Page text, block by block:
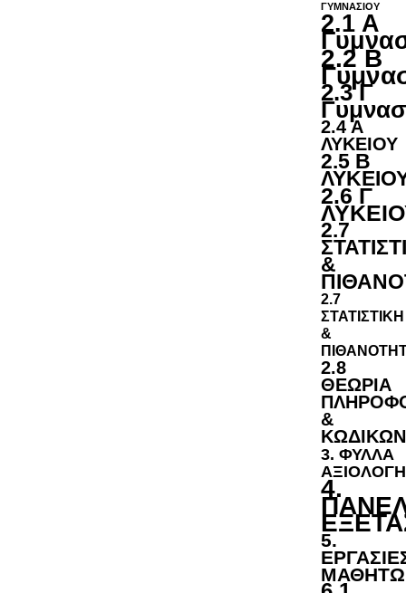
ΓΥΜΝΑΣΙΟΥ
2.1 Α
2.2 Β
2.3 Γ
2.4 Α
ΛΥΚΕΙΟΥ
2.5 Β
2.6 Γ
2.7
&
2.7
ΣΤΑΤΙΣΤΙΚΗ
&
2.8
ΘΕΩΡΙΑ
&
ΚΩΔΙΚΩΝ
3. ΦΥΛΛΑ
4.
5.